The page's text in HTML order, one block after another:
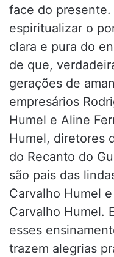
face do
espiritualizar o
clara e pura do
de que,
gerações de
empresários
Humel e Aline
Humel, diretores
do Recanto do
são pais das
Carvalho Humel
Carvalho Humel.
esses
trazem alegrias